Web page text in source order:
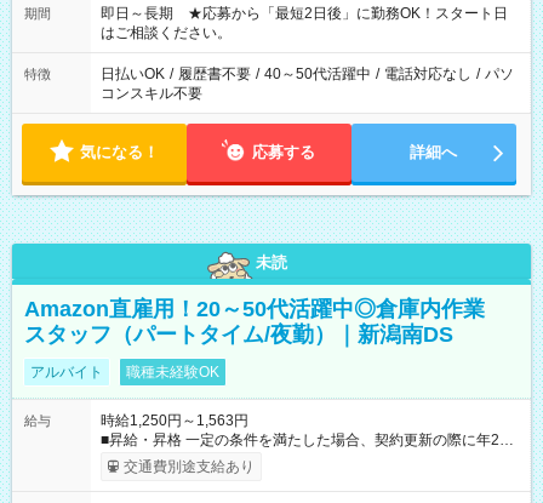
ご希望を教えてください！
期間
即日～長期 ★応募から「最短2日後」に勤務OK！スタート日
はご相談ください。
特徴 日払いOK / 履歴書不要 / 40～50代活躍中 / 電話対応なし / パソ
コンスキル不要
気になる！ 応募する 詳細へ
未読
Amazon直雇用！20～50代活躍中◎倉庫内作業
スタッフ（パートタイム/夜勤）｜新潟南DS
アルバイト 職種未経験OK
給与
時給1,250円～1,563円
■昇給・昇格 一定の条件を満たした場合、契約更新の際に年2回
まで昇給の機会があります。 ■正社員登用制度あり ※月末締/翌
月25日支払い ※時間外手当、別途支給 ※深夜割増賃金 (22:00～
交通費別途支給あり